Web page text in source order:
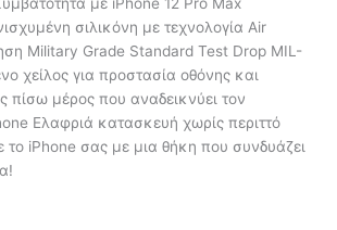
σιλικόνη με τεχνολογία Air
Military Grade Standard Test Drop MIL-
χείλος για προστασία οθόνης και
πίσω μέρος που αναδεικνύει τον
Ελαφριά κατασκευή χωρίς περιττό
το iPhone σας με μια θήκη που συνδυάζει